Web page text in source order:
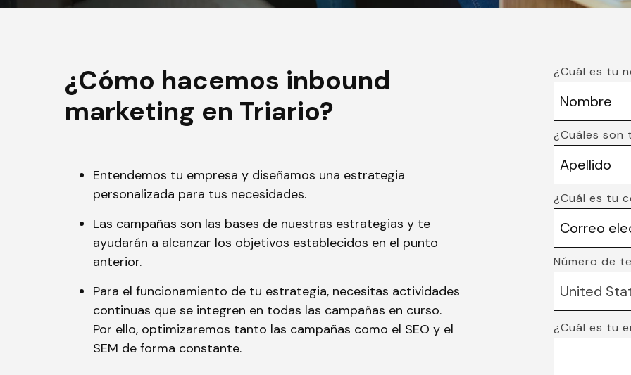
¿Cómo hacemos inbound
marketing en Triario?
Entendemos tu empresa y diseñamos una estrategia
personalizada para tus necesidades.
Las campañas son las bases de nuestras estrategias y te
ayudarán a alcanzar los objetivos establecidos en el punto
anterior.
Para el funcionamiento de tu estrategia, necesitas actividades
continuas que se integren en todas las campañas en curso.
Por ello, optimizaremos tanto las campañas como el SEO y el
SEM de forma constante.
¿Cuál es tu
¿Cuáles son
¿Cuál es tu
Número de
¿Cuál es tu